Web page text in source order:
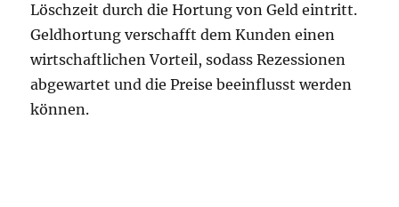
Löschzeit durch die Hortung von Geld eintritt.
Geldhortung verschafft dem Kunden einen
wirtschaftlichen Vorteil, sodass Rezessionen
abgewartet und die Preise beeinflusst werden
können.